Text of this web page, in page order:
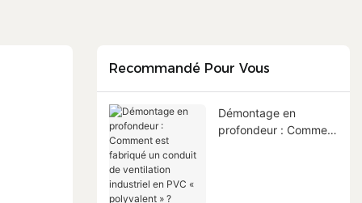
Recommandé Pour Vous
Démontage en
profondeur : Comment